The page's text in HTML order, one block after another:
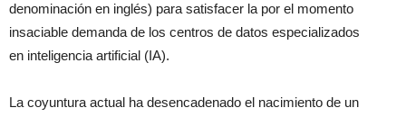
denominación en inglés) para satisfacer la por el momento
insaciable demanda de los centros de datos especializados
en inteligencia artificial (IA).
La coyuntura actual ha desencadenado el nacimiento de un